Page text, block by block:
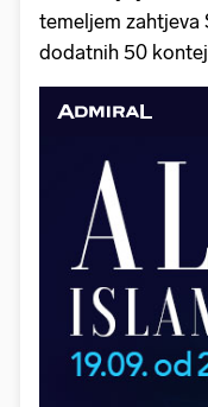
temeljem zahtjeva
dodatnih 50